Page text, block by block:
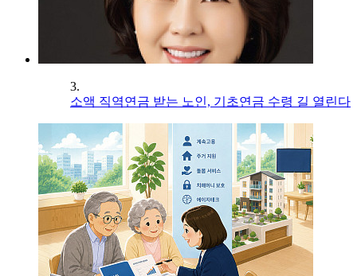
3.
소액 직역연금 받는 노인, 기초연금 수령 길 열린다